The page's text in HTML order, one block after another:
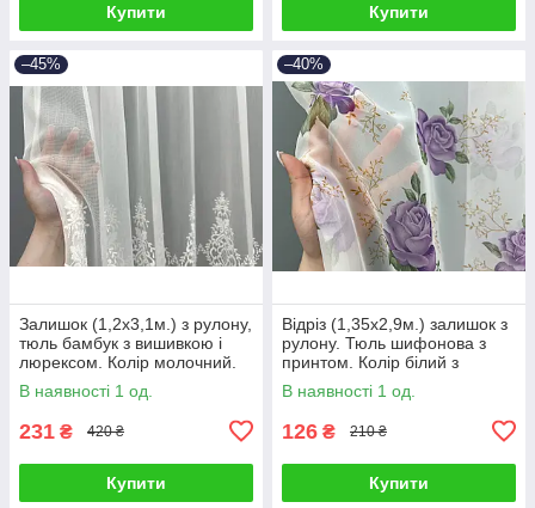
Купити Купити
–45%
Залишок (1,2х3,1м.) з рулону,
тюль бамбук з вишивкою і
люрексом. Колір молочний.
Код 1709ту 00-0005
В наявності 1 од.
231 ₴ 420 ₴
Купити
–40%
Відріз (1,35х2,9м.) залишок з
рулону. Тюль шифонова з
принтом. Колір білий з
бузковим. Код 1800ту 00-986
В наявності 1 од.
126 ₴ 210 ₴
Купити